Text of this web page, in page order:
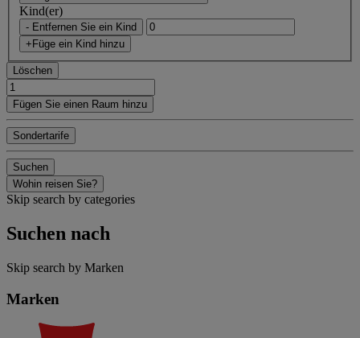
Kind(er)
- Entfernen Sie ein Kind
+Füge ein Kind hinzu
Löschen
Fügen Sie einen Raum hinzu
Sondertarife
Suchen
Wohin reisen Sie?
Skip search by categories
Suchen nach
Skip search by Marken
Marken